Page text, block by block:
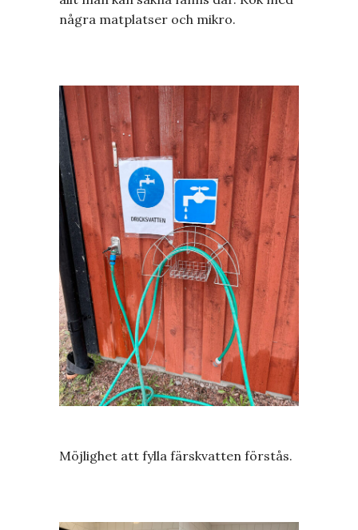
några matplatser och mikro.
Möjlighet att fylla färskvatten förstås.